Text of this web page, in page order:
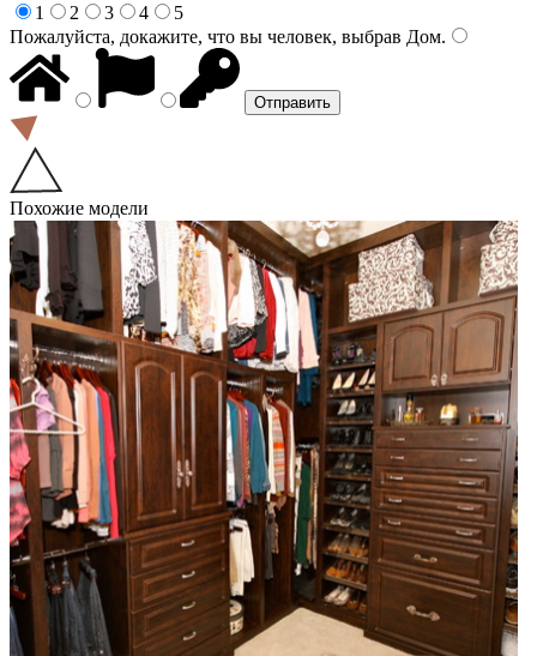
1
2 3 4
5
Пожалуйста, докажите, что вы человек, выбрав Дом.
Похожие модели